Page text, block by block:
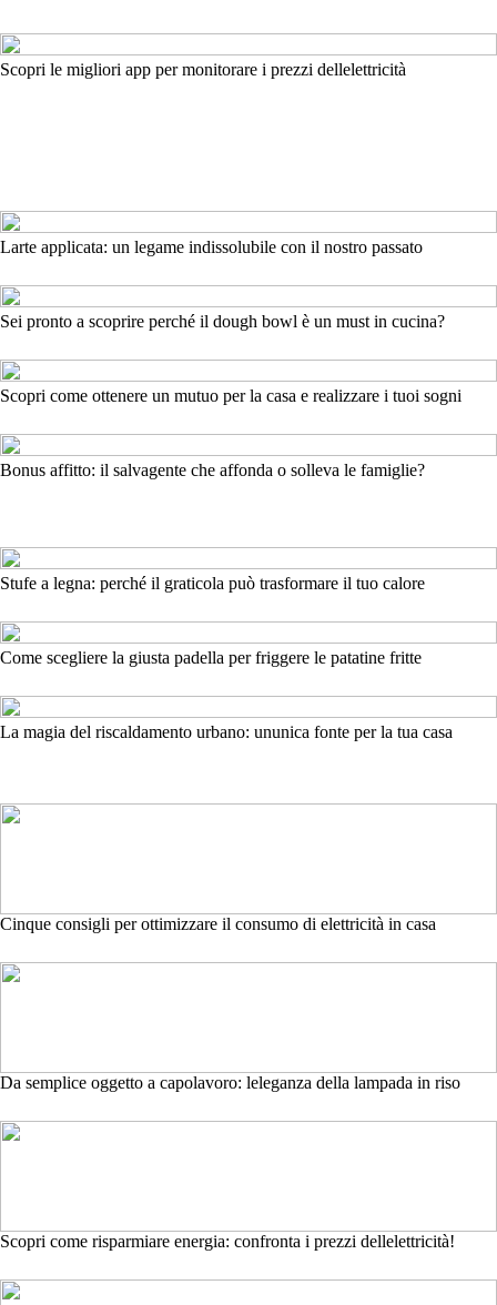
Scopri le migliori app per monitorare i prezzi dellelettricità
Larte applicata: un legame indissolubile con il nostro passato
Sei pronto a scoprire perché il dough bowl è un must in cucina?
Scopri come ottenere un mutuo per la casa e realizzare i tuoi sogni
Bonus affitto: il salvagente che affonda o solleva le famiglie?
Stufe a legna: perché il graticola può trasformare il tuo calore
Come scegliere la giusta padella per friggere le patatine fritte
La magia del riscaldamento urbano: ununica fonte per la tua casa
Cinque consigli per ottimizzare il consumo di elettricità in casa
Da semplice oggetto a capolavoro: leleganza della lampada in riso
Scopri come risparmiare energia: confronta i prezzi dellelettricità!